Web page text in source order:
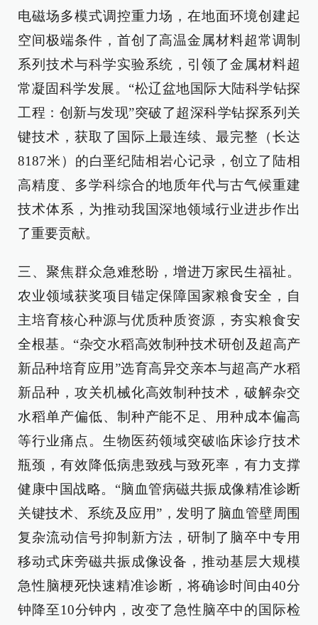
电磁场多模式调控重力场，在地面环境创建起
空间极端条件，首创了高温金属材料超常调制
系列技术与科学实验系统，引领了金属材料超
常凝固科学发展。“松辽盆地国际大陆科学钻探
工程：创新与发现”突破了超深科学钻探系列关
键技术，获取了国际上最连续、最完整（长达
8187米）的白垩纪陆相岩心记录，创立了陆相
高精度、多学科综合的地质年代与古气候重建
技术体系，为推动我国深地领域行业进步作出
了重要贡献。
三、聚焦群众急难愁盼，增进万家民生福祉。
农业领域获奖项目锚定保障国家粮食安全，自
主培育核心种源与优质种质资源，夯实粮食安
全根基。“杂交水稻高效制种技术研创及超高产
新品种培育应用”选育高异交亲本与超高产水稻
新品种，攻关机械化高效制种技术，破解杂交
水稻单产偏低、制种产能不足、用种成本偏高
等行业痛点。生物医药领域突破临床诊疗技术
瓶颈，有效降低病患致残与致死率，有力支撑
健康中国战略。“脑血管病磁共振成像精准诊断
关键技术、系统及应用”，发明了脑血管壁周围
复杂流动信号抑制新方法，研制了脑卒中专用
移动式床旁磁共振成像设备，推动基层大规模
急性脑梗死快速精准诊断，将确诊时间由40分
钟降至10分钟内，改变了急性脑卒中的国际检